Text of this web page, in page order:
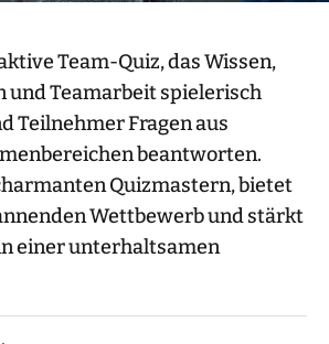
Team-Quiz, das Wissen,
und Teamarbeit spielerisch
Teilnehmer Fragen aus
beantworten.
Quizmastern, bietet
Wettbewerb und stärkt
einer unterhaltsamen